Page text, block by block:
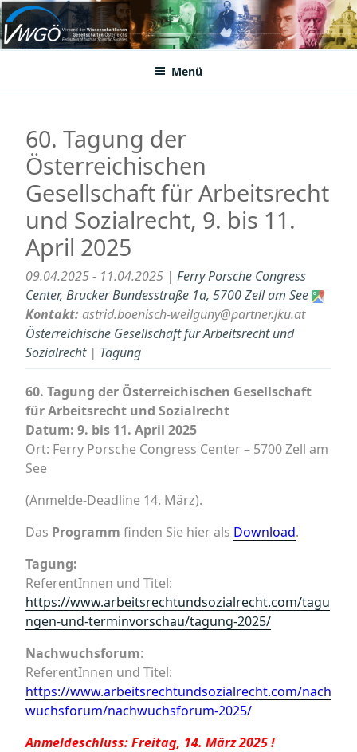
Zum
Inhalt
springenVWGÖ
Federation of Austrian Scientific Societies
Menü
60. Tagung der
Österreichischen
Gesellschaft für Arbeitsrecht
und Sozialrecht, 9. bis 11.
April 2025
09.04.2025 - 11.04.2025 | Ferry Porsche Congress
Center, Brucker Bundesstraße 1a, 5700 Zell am See
Kontakt:astrid.boenisch-weilguny@partner.jku.at
Österreichische Gesellschaft für Arbeitsrecht und
Sozialrecht| Tagung
60. Tagung der Österreichischen Gesellschaft
für Arbeitsrecht und Sozialrecht
Datum: 9. bis 11. April 2025
Ort: Ferry Porsche Congress Center – 5700 Zell am
See
(Anmelde-Deadline 14. März).
Das Programm finden Sie hier als Download.
Tagung:
ReferentInnen und Titel:
https://www.arbeitsrechtundsozialrecht.com/tagu
ngen-und-terminvorschau/tagung-2025/
Nachwuchsforum:
ReferentInnen und Titel:
https://www.arbeitsrechtundsozialrecht.com/nach
wuchsforum/nachwuchsforum-2025/
Anmeldeschluss: Freitag, 14. März 2025 !